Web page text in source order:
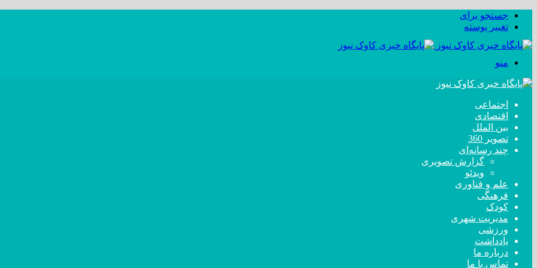
جستجو برای
تغییر پوسته
منو
اجتماعی
اقتصادی
بین الملل
تصویر 360
چند رسانه‌ای
گزارش تصویری
ویدئو
علم و فناوری
فرهنگی
کودک
مدیریت شهری
ورزشی
یادداشت
درباره ما
تماس با ما